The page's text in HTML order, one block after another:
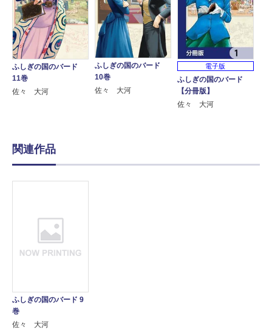
ふしぎの国のバード
11巻
佐々 大河
ふしぎの国のバード
10巻
佐々 大河
電子版
ふしぎの国のバード
【分冊版】
佐々 大河
関連作品
ふしぎの国のバード 9
巻
佐々 大河